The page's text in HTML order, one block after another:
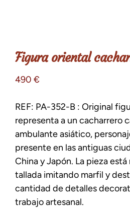
Figura oriental
490 €
REF: PA-352-B : Original
representa a un cacharrero
ambulante asiático,
presente en las antiguas
China y Japón. La pieza
tallada imitando marfil y
cantidad de detalles
trabajo artesanal.